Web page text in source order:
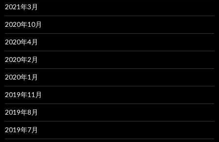
2021年3月
2020年10月
2020年4月
2020年2月
2020年1月
2019年11月
2019年8月
2019年7月